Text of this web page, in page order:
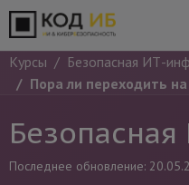
Курсы
Безопасная ИТ-
Пора ли переходить
Последнее обновление: